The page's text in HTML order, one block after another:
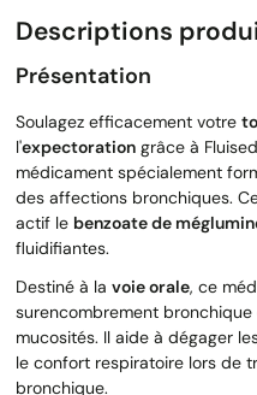
Descriptions
Présentation
Soulagez efficacement votre
l'expectoration grâce à
médicament spécialement
des affections bronchiques.
actif le benzoate de
fluidifiantes.
Destiné à la voie orale, ce
surencombrement
mucosités. Il aide à dégager
le confort respiratoire lors de
bronchique.